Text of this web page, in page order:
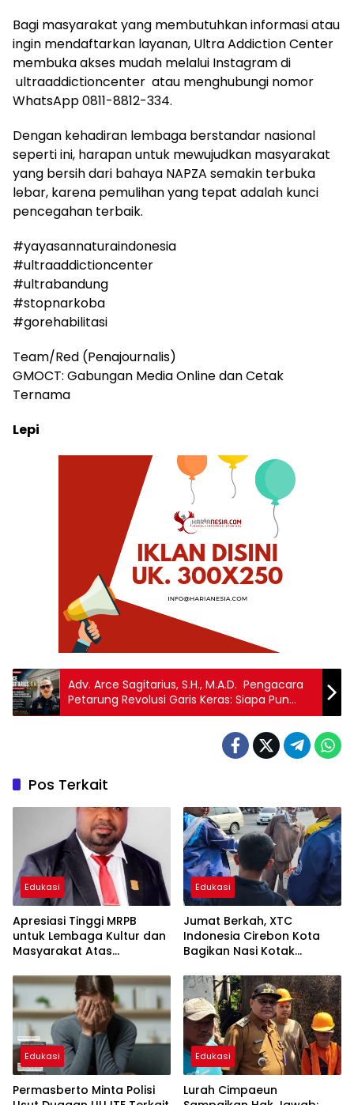
Bagi masyarakat yang membutuhkan informasi atau
ingin mendaftarkan layanan, Ultra Addiction Center
membuka akses mudah melalui Instagram di
ultraaddictioncenter atau menghubungi nomor
WhatsApp 0811-8812-334.
Dengan kehadiran lembaga berstandar nasional
seperti ini, harapan untuk mewujudkan masyarakat
yang bersih dari bahaya NAPZA semakin terbuka
lebar, karena pemulihan yang tepat adalah kunci
pencegahan terbaik.
#yayasannaturaindonesia
#ultraaddictioncenter
#ultrabandung
#stopnarkoba
#gorehabilitasi
Team/Red (Penajournalis)
GMOCT: Gabungan Media Online dan Cetak
Ternama
Lepi
Adv. Arce Sagitarius, S.H., M.A.D. Pengacara
Petarung Revolusi Garis Keras: Siapa Pun
Lawannya, Jika Melanggar Hukum, Akan
Pos Terkait
Edukasi
Apresiasi Tinggi MRPB
untuk Lembaga Kultur dan
Masyarakat Atas
Edukasi
Jumat Berkah, XTC
Indonesia Cirebon Kota
Bagikan Nasi Kotak
Edukasi
Permasberto Minta Polisi
Edukasi
Lurah Cimpaeun